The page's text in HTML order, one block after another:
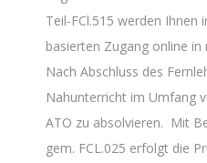
Teil-FCl.515 werden Ihnen
basierten Zugang online
Nach Abschluss des
Nahunterricht im Umfang
ATO zu absolvieren. Mit
gem. FCL.025 erfolgt die